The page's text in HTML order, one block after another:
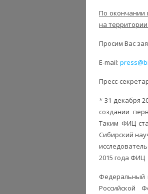
По окончании
на
Просим Вас
E-mail:
Пресс-
* 31 декабря
создании
Таким ФИЦ
Сибирский
2015 года ФИЦ
Федеральный
Российской